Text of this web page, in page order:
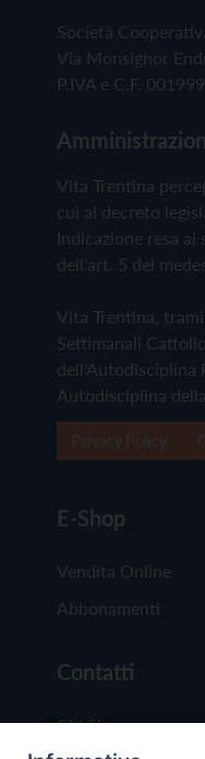
Società
Via Monsignor
P.IVA e C.F.
Vita Trentina
cui al decreto
Indicazione resa ai
dell'art. 5 del
Vita Trentina,
Settimanali
dell'Autodisciplina
Autodisciplina
E-Shop
Vendita Online
Abbonamenti
Contatti
Chi Siamo